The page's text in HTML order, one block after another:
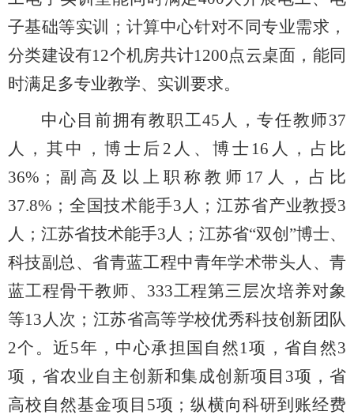
子基础等实训；计算中心针对不同专业需求，
分类建设有12个机房共计1200点云桌面，能同
时满足多专业教学、实训要求。
中心目前拥有教职工45人，专任教师37
人，其中，博士后2人、博士16人，占比
36%；副高及以上职称教师17人，占比
37.8%；全国技术能手3人；江苏省产业教授3
人；江苏省技术能手3人；江苏省“双创”博士、
科技副总、省青蓝工程中青年学术带头人、青
蓝工程骨干教师、333工程第三层次培养对象
等13人次；江苏省高等学校优秀科技创新团队
2个。近5年，中心承担国自然1项，省自然3
项，省农业自主创新和集成创新项目3项，省
高校自然基金项目5项；纵横向科研到账经费